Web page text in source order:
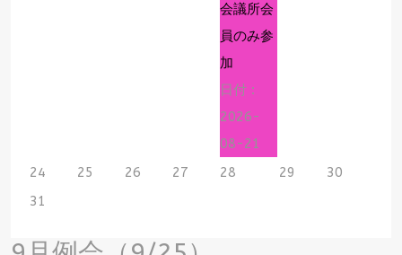
会議所会
員のみ参
加
日付 :
2026-
08-21
24 25 26 27 28 29
30
31